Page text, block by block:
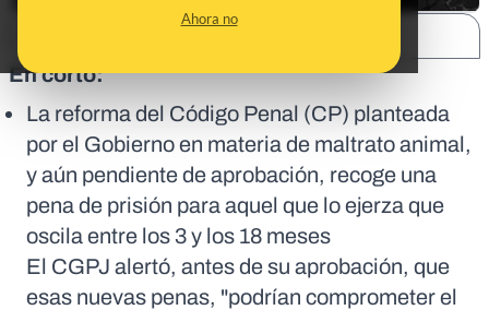
Ahora no
En corto:
La reforma del Código Penal (CP) planteada
por el Gobierno en materia de maltrato animal,
y aún pendiente de aprobación, recoge una
pena de prisión para aquel que lo ejerza que
oscila entre los 3 y los 18 meses
El CGPJ alertó, antes de su aprobación, que
esas nuevas penas, "podrían comprometer el